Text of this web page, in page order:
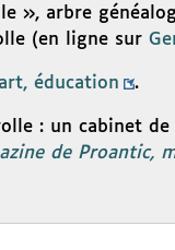
», arbre
(en ligne sur
éducation .
: un cabinet
de Proantic,